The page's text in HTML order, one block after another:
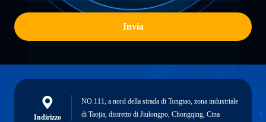
Invia
Indirizzo
NO.111, a nord della strada di Tongtao, zona industriale
di Taojia, distretto di Jiulongpo, Chongqing, Cina